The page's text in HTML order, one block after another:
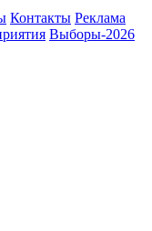
Контакты Реклама
Выборы-2026